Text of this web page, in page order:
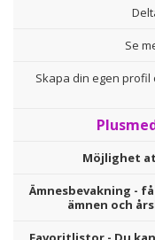
Se
Skapa din egen
Möjlighet
Ämnesbevakning -
ämnen och